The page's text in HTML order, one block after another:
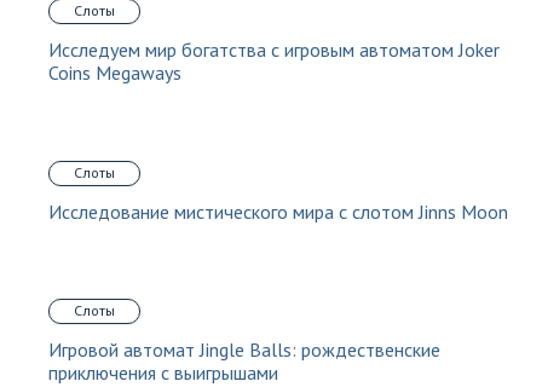
Слоты
Исследуем мир богатства с игровым автоматом Joker
Coins Megaways
Слоты
Исследование мистического мира с слотом Jinns Moon
Слоты
Игровой автомат Jingle Balls: рождественские
приключения с выигрышами